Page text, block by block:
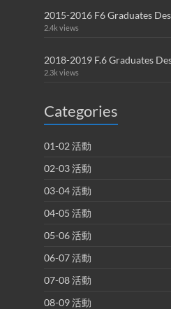
2015-2016 F6 Graduates
2.4k views
2018-2019 F.6 Graduates
2.3k views
Categories
01-02 活動
02-03 活動
03-04 活動
04-05 活動
05-06 活動
06-07 活動
07-08 活動
08-09 活動